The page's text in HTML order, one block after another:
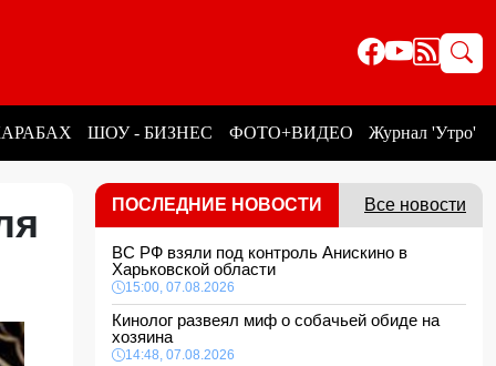
ШОУ - БИЗНЕС ФОТО+ВИДЕО Журнал 'Утро'
ПОСЛЕДНИЕ НОВОСТИ Все новости
ВС РФ взяли под контроль Анискино в
Харьковской области
15:00, 07.08.2026
Кинолог развеял миф о собачьей обиде на
хозяина
14:48, 07.08.2026